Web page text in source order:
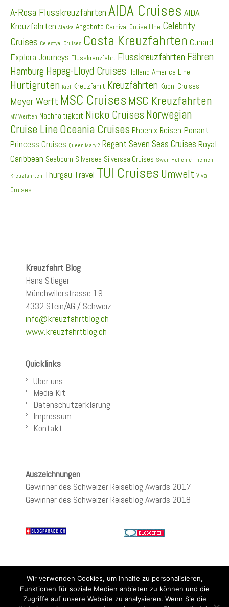
A-Rosa Flusskreuzfahrten AIDA Cruises AIDA
Kreuzfahrten Alaska Angebote Carnival Cruise LIne Celebrity
Cruises Celestyal Cruises Costa Kreuzfahrten Cunard
Explora Journeys Flusskreuzfahrt Flusskreuzfahrten Fähren
Hamburg Hapag-Lloyd Cruises Holland America Line
Hurtigruten Kiel Kreuzfahrt Kreuzfahrten Kuoni Cruises
Meyer Werft MSC Cruises MSC Kreuzfahrten
MV Werften Nachhaltigkeit Nicko Cruises Norwegian
Cruise Line Oceania Cruises Phoenix Reisen Ponant
Princess Cruises Queen Mary 2 Regent Seven Seas Cruises Royal
Caribbean Seabourn Silversea Silversea Cruises Swan Hellenic Themen
Kreuzfahrten Thurgau Travel TUI Cruises Umwelt Viva
Cruises
Kreuzfahrt Blog
Hans Stieger
Münchwilerstrasse 19
4332 Stein/AG / Schweiz
info@kreuzfahrtblog.ch
www.kreuzfahrtblog.ch
Quicklinks
Über uns
Media Kit
Datenschutzerklärung
Impressum
Kontakt
Auszeichnungen
Gewinner des Schweizer Reiseblog Awards 2017
Gewinner des Schweizer Reiseblog Awards 2018
Wir verwenden Cookies, um Inhalte zu personalisieren,
Funktionen für soziale Medien anbieten zu können und die
Zugriffe auf unsere Website zu analysieren. Wenn Sie die